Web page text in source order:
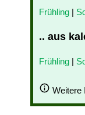
Frühling |
.. aus
Frühling |
Weitere